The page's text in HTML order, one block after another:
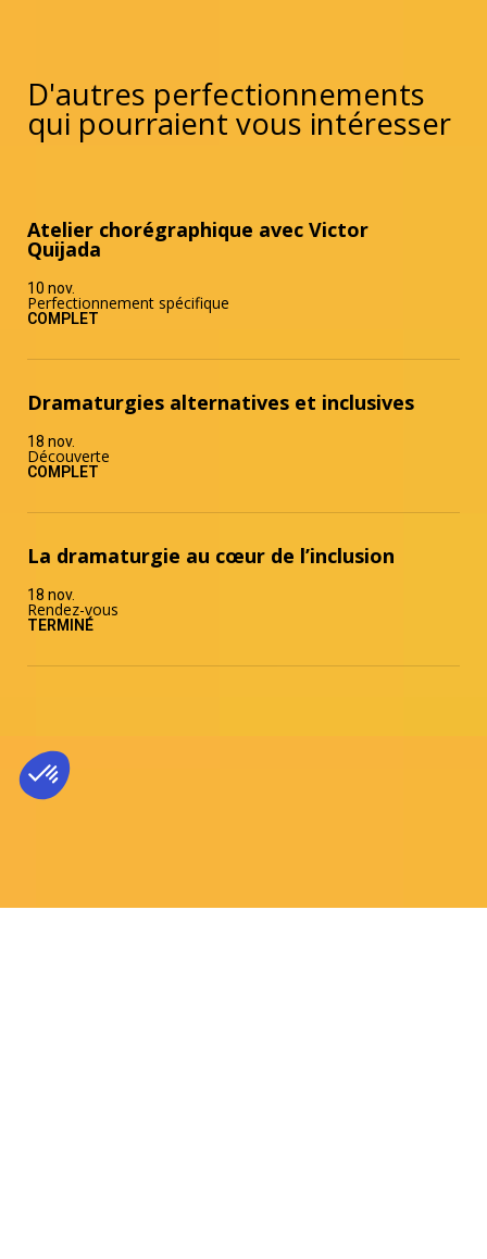
D'autres perfectionnements
qui pourraient vous intéresser
Atelier chorégraphique avec Victor
Quijada
10 nov.
Perfectionnement spécifique
COMPLET
Dramaturgies alternatives et inclusives
18 nov.
Découverte
COMPLET
La dramaturgie au cœur de l’inclusion
18 nov.
Rendez-vous
TERMINÉ